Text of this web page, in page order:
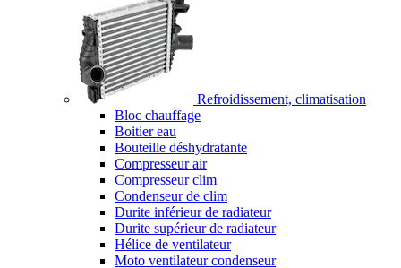
Refroidissement, climatisation
Bloc chauffage
Boitier eau
Bouteille déshydratante
Compresseur air
Compresseur clim
Condenseur de clim
Durite inférieur de radiateur
Durite supérieur de radiateur
Hélice de ventilateur
Moto ventilateur condenseur